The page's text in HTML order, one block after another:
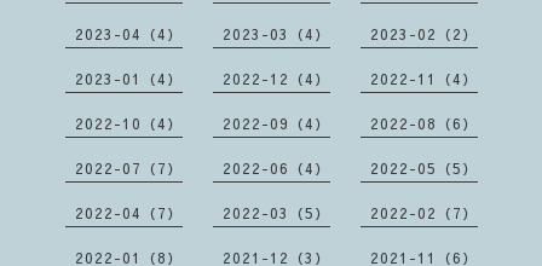
2023-04（4） 2023-03（4） 2023-02（2）
2023-01（4） 2022-12（4） 2022-11（4）
2022-10（4） 2022-09（4） 2022-08（6）
2022-07（7） 2022-06（4） 2022-05（5）
2022-04（7） 2022-03（5） 2022-02（7）
2022-01（8） 2021-12（3） 2021-11（6）